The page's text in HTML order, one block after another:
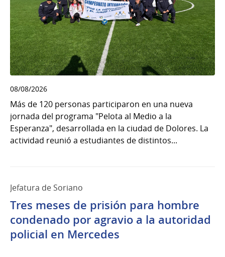
08/08/2026
Más de 120 personas participaron en una nueva
jornada del programa "Pelota al Medio a la
Esperanza", desarrollada en la ciudad de Dolores. La
actividad reunió a estudiantes de distintos...
Jefatura de Soriano
Tres meses de prisión para hombre
condenado por agravio a la autoridad
policial en Mercedes